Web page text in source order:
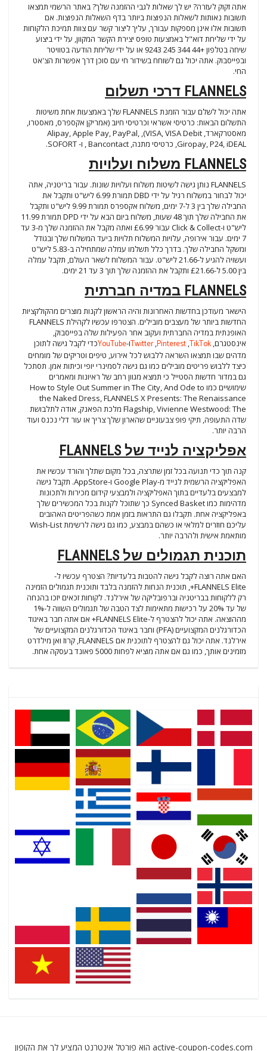
אתה זקוק לעזרה? יש לך שאלות לגבי ההזמנה שלך? באתר הרשמי תמצאו
תשובות נאותות לשאלות הנפוצות ביותר בדף השאלות הנפוצות. אם
תשובות אלו אינן מספקות עבורך, עליך ליצור קשר עם צוות תמיכת הלקוחות
על ידי שליחת דוא"ל באמצעות טופס יצירת הקשר המקוון, על ידי ביצוע
שיחה בטלפון +44 344 245 9243 או על ידי שליחת הודעה בטוויטר
ובפייסבוק. אתה יכול גם לשוחח בשידור חי עם סוכן דרך אפשרות הצ'אט
החי.
FLANNELS דרכי תשלום
אתה יכול לשלם עבור הזמנת FLANNELS שלך באמצעות אחת משיטות
התשלום הבאות: כרטיסי אשראי וכרטיסי חיוב (אמריקן אקספרס, מאסטרו,
מאסטרקארד, VISA, VISA Debit), Alipay, Apple Pay, PayPal,
Giropay, P24, iDEAL, כרטיסי מתנה, Bancontact , ו- SOFORT.
FLANNELS משלוח ועלויות
FLANNELS נותן גישה לשיטות משלוח ועלויות שונות. עבור בריטניה, אתה
יכול לבחור במשלוח רגיל על ידי DBD תמורת 6.99 ליש"ט ותקבל את
החבילה שלך בין 3 ל-7 ימים, משלוח אקספרס תמורת 9.99 ליש"ט ותקבל
את החבילה שלך תוך 48 שעות, משלוח ביום הבא על ידי DPD תמורת 11.99
ליש"ט ו-Click & Collect עבור £6.99 ואתה מקבל את ההזמנה שלך מ-3 עד
7 ימים. עבור אירופה, עלויות המשלוח תלויות ביעד המשלוח שלך ובגודל
ומשקל החבילה שלך. בדרך כלל תשלמו עמלה שמתחילה ב-5.83 ליש"ט
ועשויה להגיע ל-21.66 ליש"ט. עבור המשלוח לשאר העולם, תקבל עמלה
בין 5.00 ל-£21.66 ותקבל את ההזמנה שלך תוך 3 עד 21 ימים.
FLANNELS במדיה חברתית
הישאר מעודכן בחדשות האחרונות והיה הראשון לקנות מוצרים מהקולקציות
החדשות ביותר של מעצבים מובילים. הצטרפו עכשיו לקהילת FLANNELS
האופנתית במדיה החברתית ועקוב אחר הפעילות שלה בפייסבוק,
אינסטגרם, TikTok
,
Pinterest
,
Twitterו-YouTubeכדי לקבל גישה לתוכן
מדהים שבו תמצאו השראה ללבוש לכל אירוע, טיפים וטריקים של מומחים
כיצד ללבוש פריטים מובילים כמו גם גישה לסמינרי יופי וכיתות אמן. תסתכל
גם במדור חדשות הסטייל כי תמצא מגוון רחב של ראיונות ומאמרים
שימושיים כמו How to Style Out Summer in The City, And Ode to
the Naked Dress, FLANNELS X Presents: The Renaissance
Flagship, Vivienne Westwood: The מלכת הפאנק, אודה לתלבושת
שדה התעופה, תיקי פופ צבעוניים שהארון שלך צריך או עור דלי נכנס ועוד
הרבה יותר.
אפליקציה לנייד של FLANNELS
קנה תוך כדי תנועה בכל זמן שתרצה, בכל מקום שתלך והורד עכשיו את
האפליקציה הרשמית לנייד מ-Google Play ו-AppStore. תקבל גישה
למבצעים בלעדיים בתוך האפליקציה ולמבצעי קידום מכירות ולתכונות
מדהימות כמו Synced Basket כך שתוכל לקנות בכל המכשירים שלך
באפליקציה אחת. תקבלו גם התראות בזמן אמת כשהפריטים האהובים
עליכם חוזרים למלאי או כשהם במבצע, כמו גם גישה לרשימת Wish-List
מותאמת אישית ולהרבה יותר.
תוכנית תגמולים של FLANNELS
האם אתה רוצה לקבל גישה להטבות בלעדיות? הצטרף עכשיו ל-
FLANNELS Elite+, תוכנית הנחות להזמנה בלבד ותוכנית תגמולים הזמינה
רק ללקוחות בבריטניה וברפובליקה של אירלנד. לקוחות זכאים יזכו בהנחה
של עד 20% על רכישות מתאימות לצד הטבה של תגמולים השווה ל-1%
מההוצאה. אתה יכול להצטרף ל-FLANNELS Elite+ אם אתה חבר באיגוד
הכדורגלנים המקצועיים (PFA) וחבר באיגוד הכדורגלנים המקצועיים של
אירלנד. אתה יכול גם להצטרף לתוכנית אם FLANNELS, קרוז ואן מילדרט
מזמינים אותך, כמו גם אם אתה מוציא לפחות 5000 פאונד בעסקה אחת.
active-coupon-codes.com הוא פורטל אינטרנט המציע לך את הקופון